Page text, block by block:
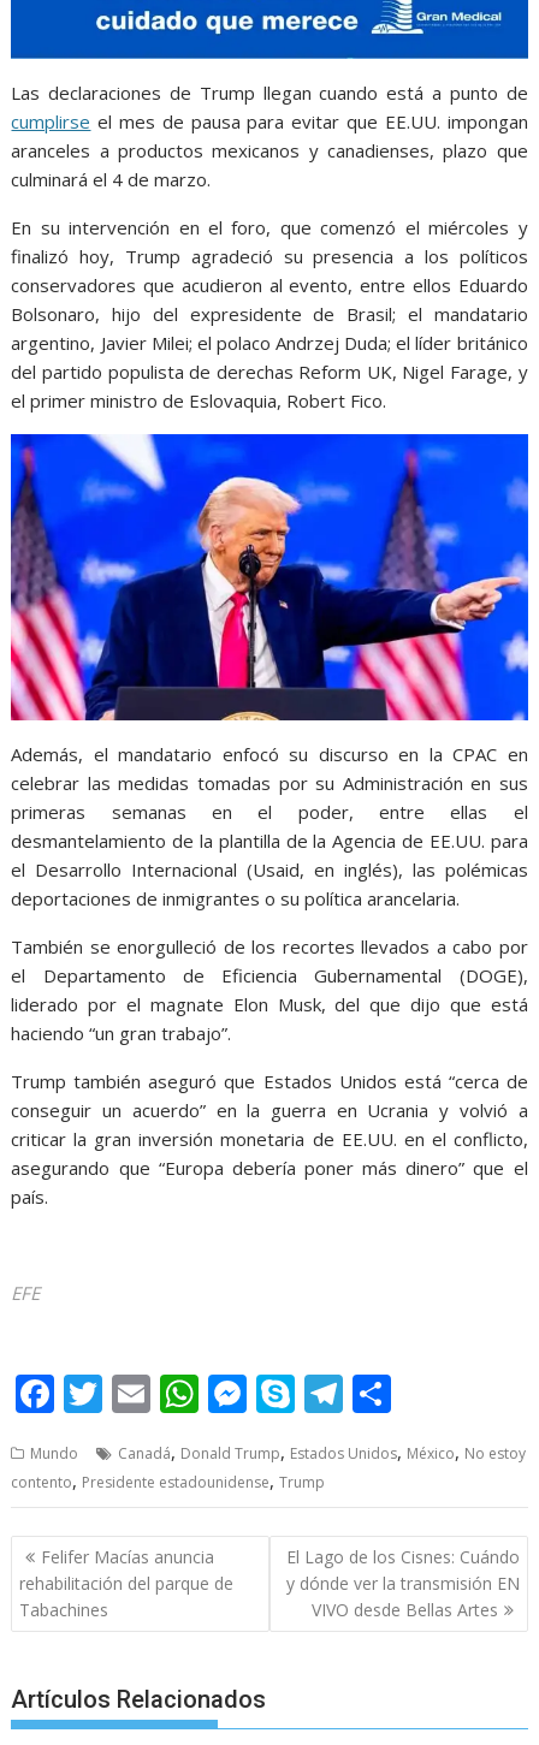
Las declaraciones de Trump llegan cuando está a punto de
cumplirse el mes de pausa para evitar que EE.UU. impongan
aranceles a productos mexicanos y canadienses, plazo que
culminará el 4 de marzo.
En su intervención en el foro, que comenzó el miércoles y
finalizó hoy, Trump agradeció su presencia a los políticos
conservadores que acudieron al evento, entre ellos Eduardo
Bolsonaro, hijo del expresidente de Brasil; el mandatario
argentino, Javier Milei; el polaco Andrzej Duda; el líder británico
del partido populista de derechas Reform UK, Nigel Farage, y
el primer ministro de Eslovaquia, Robert Fico.
Además, el mandatario enfocó su discurso en la CPAC en
celebrar las medidas tomadas por su Administración en sus
primeras semanas en el poder, entre ellas el
desmantelamiento de la plantilla de la Agencia de EE.UU. para
el Desarrollo Internacional (Usaid, en inglés), las polémicas
deportaciones de inmigrantes o su política arancelaria.
También se enorgulleció de los recortes llevados a cabo por
el Departamento de Eficiencia Gubernamental (DOGE),
liderado por el magnate Elon Musk, del que dijo que está
haciendo “un gran trabajo”.
Trump también aseguró que Estados Unidos está “cerca de
conseguir un acuerdo” en la guerra en Ucrania y volvió a
criticar la gran inversión monetaria de EE.UU. en el conflicto,
asegurando que “Europa debería poner más dinero” que el
país.
EFE
F
e
b
o
o
k
T
itt
er
E
ai
l
W
at
s
A
p
p
M
ss
e
n
er
S
y
p
e
T
e
gr
a
m
ar
e
Mundo Canadá, Donald Trump, Estados Unidos, México, No estoy
contento, Presidente estadounidense,Trump
Post
navigation
Felifer Macías anuncia
rehabilitación del parque de
Tabachines
El Lago de los Cisnes: Cuándo
y dónde ver la transmisión EN
VIVO desde Bellas Artes
Artículos Relacionados